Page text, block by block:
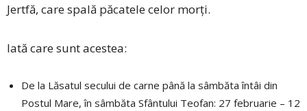
Jertfă, care spală păcatele celor morți.
Iată care sunt acestea:
De la Lăsatul secului de carne până la sâmbăta întâi din
Postul Mare, în sâmbăta Sfântului Teofan: 27 februarie – 12